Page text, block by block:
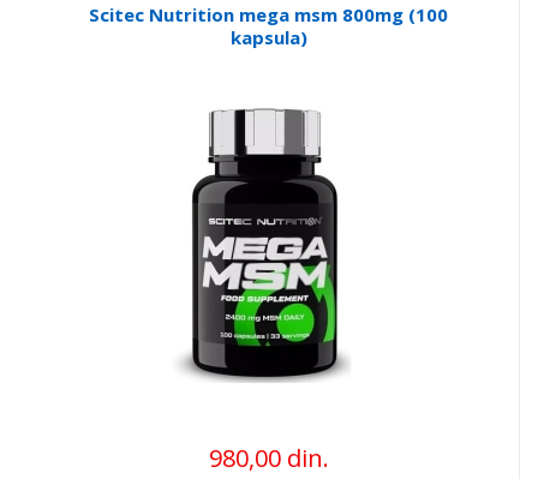
Scitec Nutrition mega msm 800mg (100
kapsula)
980,00 din.